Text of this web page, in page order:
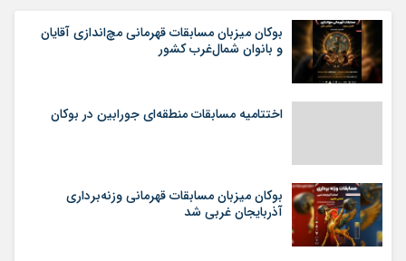
بوکان میزبان مسابقات قهرمانی مچ‌اندازی آقایان
و بانوان شمال‌غرب کشور
اختتامیه مسابقات منطقه‌ای جورابین در بوکان
بوکان میزبان مسابقات قهرمانی وزنه‌برداری
آذربایجان غربی شد